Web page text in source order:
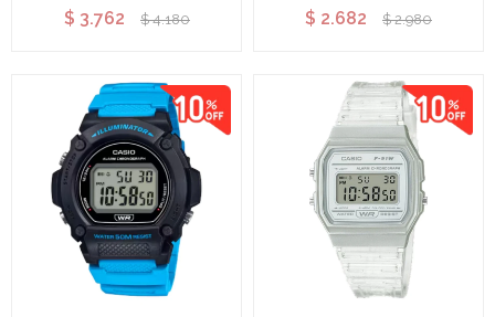
$ 3.762 $ 4.180 $ 2.682 $ 2.980